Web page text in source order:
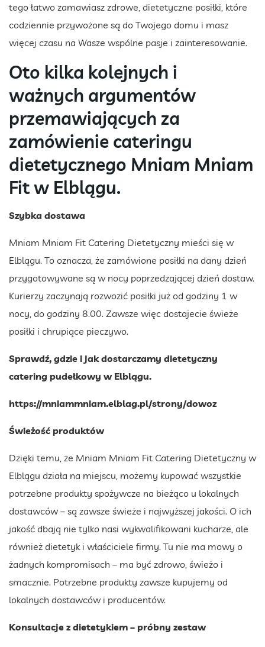
tego łatwo zamawiasz zdrowe, dietetyczne posiłki, które
codziennie przywożone są do Twojego domu i masz
więcej czasu na Wasze wspólne pasje i zainteresowanie.
Oto kilka kolejnych i
ważnych argumentów
przemawiających za
zamówienie cateringu
dietetycznego Mniam Mniam
Fit w Elblągu.
Szybka dostawa
Mniam Mniam Fit Catering Dietetyczny mieści się w
Elblągu. To oznacza, że zamówione posiłki na dany dzień
przygotowywane są w nocy poprzedzającej dzień dostaw.
Kurierzy zaczynają rozwozić posiłki już od godziny 1 w
nocy, do godziny 8.00. Zawsze więc dostajecie świeże
posiłki i chrupiące pieczywo.
Sprawdź, gdzie i jak dostarczamy dietetyczny
catering pudełkowy w Elblągu.
https://mniammniam.elblag.pl/strony/dowoz
Świeżość produktów
Dzięki temu, że Mniam Mniam Fit Catering Dietetyczny w
Elblągu działa na miejscu, możemy kupować wszystkie
potrzebne produkty spożywcze na bieżąco u lokalnych
dostawców – są zawsze świeże i najwyższej jakości. O ich
jakość dbają nie tylko nasi wykwalifikowani kucharze, ale
również dietetyk i właściciele firmy. Tu nie ma mowy o
żadnych kompromisach – ma być zdrowo, świeżo i
smacznie. Potrzebne produkty zawsze kupujemy od
lokalnych dostawców i producentów.
Konsultacje z dietetykiem – próbny zestaw